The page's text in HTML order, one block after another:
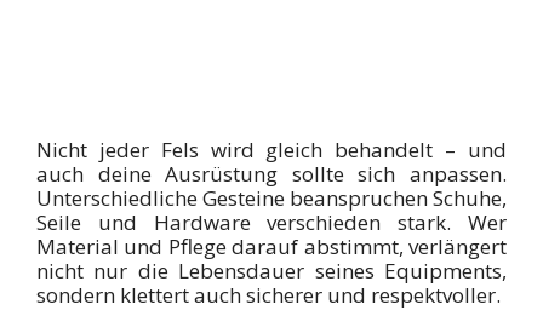
Nicht jeder Fels wird gleich behandelt – und
auch deine Ausrüstung sollte sich anpassen.
Unterschiedliche Gesteine beanspruchen Schuhe,
Seile und Hardware verschieden stark. Wer
Material und Pflege darauf abstimmt, verlängert
nicht nur die Lebensdauer seines Equipments,
sondern klettert auch sicherer und respektvoller.